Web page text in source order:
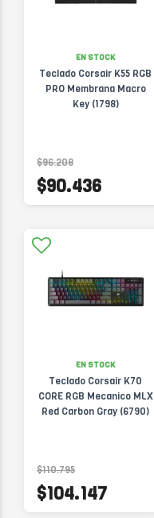
EN STOCK
Teclado Corsair K55 RGB
PRO Membrana Macro
Key (1798)
$96.208
$90.436
EN STOCK
Teclado Corsair K70
CORE RGB Mecanico MLX
Red Carbon Gray (6790)
$110.795
$104.147